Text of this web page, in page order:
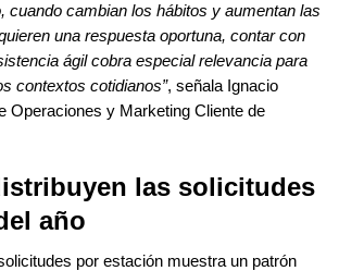
cuando cambian los hábitos y aumentan las
una respuesta oportuna, contar con
ágil cobra especial relevancia para
contextos cotidianos”, señala Ignacio
Operaciones y Marketing Cliente de
las solicitudes
año
por estación muestra un patrón